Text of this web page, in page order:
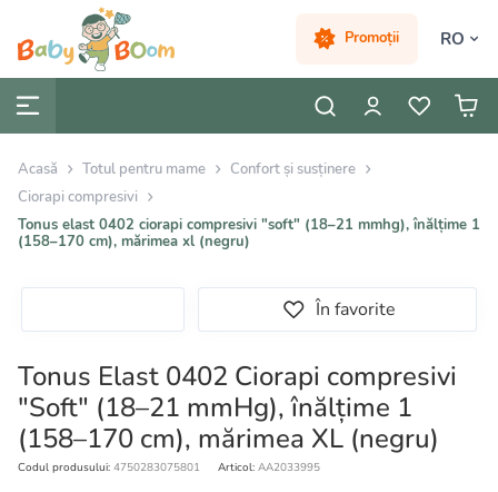
Promoții RO
Acasă Totul pentru mame
Confort și susținere
Ciorapi compresivi
Tonus elast 0402 ciorapi compresivi "soft" (18–21 mmhg), înălțime 1
(158–170 cm), mărimea xl (negru)
În favorite
Tonus Elast 0402 Ciorapi compresivi
"Soft" (18–21 mmHg), înălțime 1
(158–170 cm), mărimea XL (negru)
Codul produsului: 4750283075801 Articol: AA2033995